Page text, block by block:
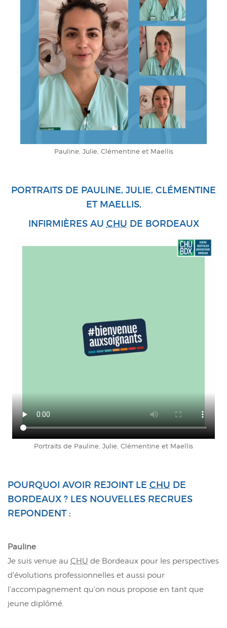
Pauline, Julie, Clémentine et Maellis
PORTRAITS DE PAULINE, JULIE, CLÉMENTINE
ET MAELLIS,
INFIRMIÈRES AU CHU DE BORDEAUX
Portraits de Pauline, Julie, Clémentine et Maellis
POURQUOI AVOIR REJOINT LE CHU DE
BORDEAUX ? LES NOUVELLES RECRUES
REPONDENT :
Pauline
Je suis venue au CHU de Bordeaux pour les perspectives
d'évolutions professionnelles et aussi pour
l'accompagnement qu'on nous propose en tant que
jeune diplômé.